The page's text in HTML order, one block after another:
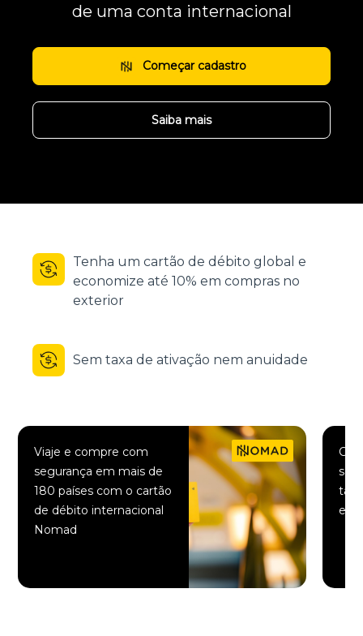
de uma conta internacional
Começar cadastro
Saiba mais
Tenha um cartão de débito global e
economize até 10% em compras no
exterior
Sem taxa de ativação nem anuidade
Viaje e compre com
segurança em mais de
180 países com o cartão
de débito internacional
Nomad